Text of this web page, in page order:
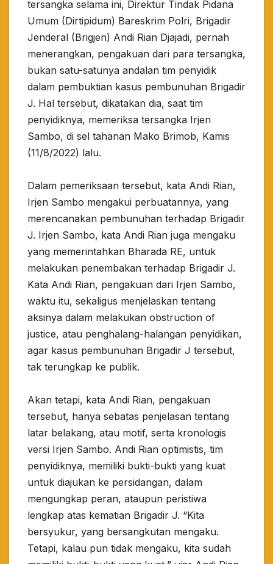
tersangka selama ini, Direktur Tindak Pidana
Umum (Dirtipidum) Bareskrim Polri, Brigadir
Jenderal (Brigjen) Andi Rian Djajadi, pernah
menerangkan, pengakuan dari para tersangka,
bukan satu-satunya andalan tim penyidik
dalam pembuktian kasus pembunuhan Brigadir
J. Hal tersebut, dikatakan dia, saat tim
penyidiknya, memeriksa tersangka Irjen
Sambo, di sel tahanan Mako Brimob, Kamis
(11/8/2022) lalu.
Dalam pemeriksaan tersebut, kata Andi Rian,
Irjen Sambo mengakui perbuatannya, yang
merencanakan pembunuhan terhadap Brigadir
J. Irjen Sambo, kata Andi Rian juga mengaku
yang memerintahkan Bharada RE, untuk
melakukan penembakan terhadap Brigadir J.
Kata Andi Rian, pengakuan dari Irjen Sambo,
waktu itu, sekaligus menjelaskan tentang
aksinya dalam melakukan obstruction of
justice, atau penghalang-halangan penyidikan,
agar kasus pembunuhan Brigadir J tersebut,
tak terungkap ke publik.
Akan tetapi, kata Andi Rian, pengakuan
tersebut, hanya sebatas penjelasan tentang
latar belakang, atau motif, serta kronologis
versi Irjen Sambo. Andi Rian optimistis, tim
penyidiknya, memiliki bukti-bukti yang kuat
untuk diajukan ke persidangan, dalam
mengungkap peran, ataupun peristiwa
lengkap atas kematian Brigadir J. “Kita
bersyukur, yang bersangkutan mengaku.
Tetapi, kalau pun tidak mengaku, kita sudah